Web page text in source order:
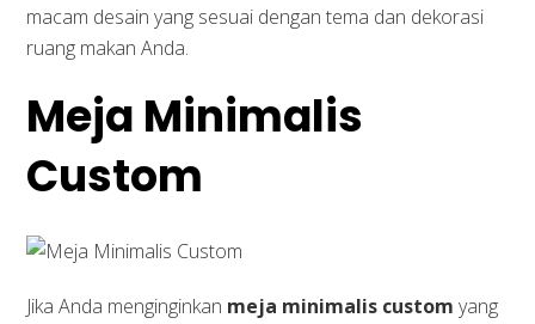
macam desain yang sesuai dengan tema dan dekorasi
ruang makan Anda.
Meja Minimalis
Custom
Jika Anda menginginkan meja minimalis custom yang